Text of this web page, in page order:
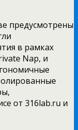
предусмотрены
в рамках
Nap, и
от 316lab.ru и